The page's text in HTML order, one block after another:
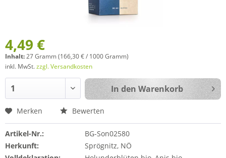
4,49 €
Inhalt:27 Gramm (166,30 € / 1000 Gramm)
inkl. MwSt.zzgl. Versandkosten
In den Warenkorb
Merken Bewerten
Artikel-Nr.:
BG-Son02580
Herkunft:
Sprögnitz, NÖ